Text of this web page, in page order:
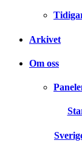
Arkivet
Om oss